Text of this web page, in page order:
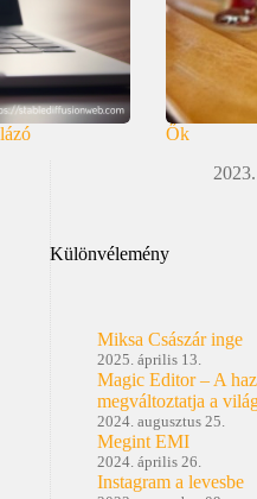
Ők
Különvélemény
Miksa Császár inge
2025. április 13.
Magic Editor – A
megváltoztatja a
2024. augusztus 25.
Megint EMI
2024. április 26.
Instagram a levesbe